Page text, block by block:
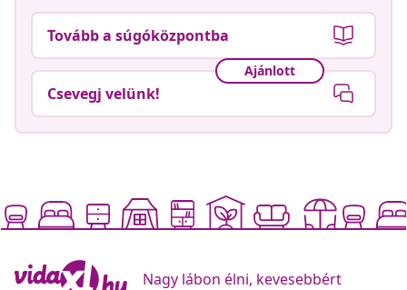
Tovább a súgóközpontba
Ajánlott
Csevegj velünk!
Nagy lábon élni, kevesebbért